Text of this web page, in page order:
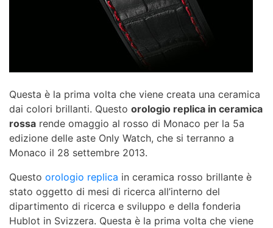
Questa è la prima volta che viene creata una ceramica
dai colori brillanti. Questo orologio replica in ceramica
rossa rende omaggio al rosso di Monaco per la 5a
edizione delle aste Only Watch, che si terranno a
Monaco il 28 settembre 2013.
Questo orologio replica in ceramica rosso brillante è
stato oggetto di mesi di ricerca all’interno del
dipartimento di ricerca e sviluppo e della fonderia
Hublot in Svizzera. Questa è la prima volta che viene